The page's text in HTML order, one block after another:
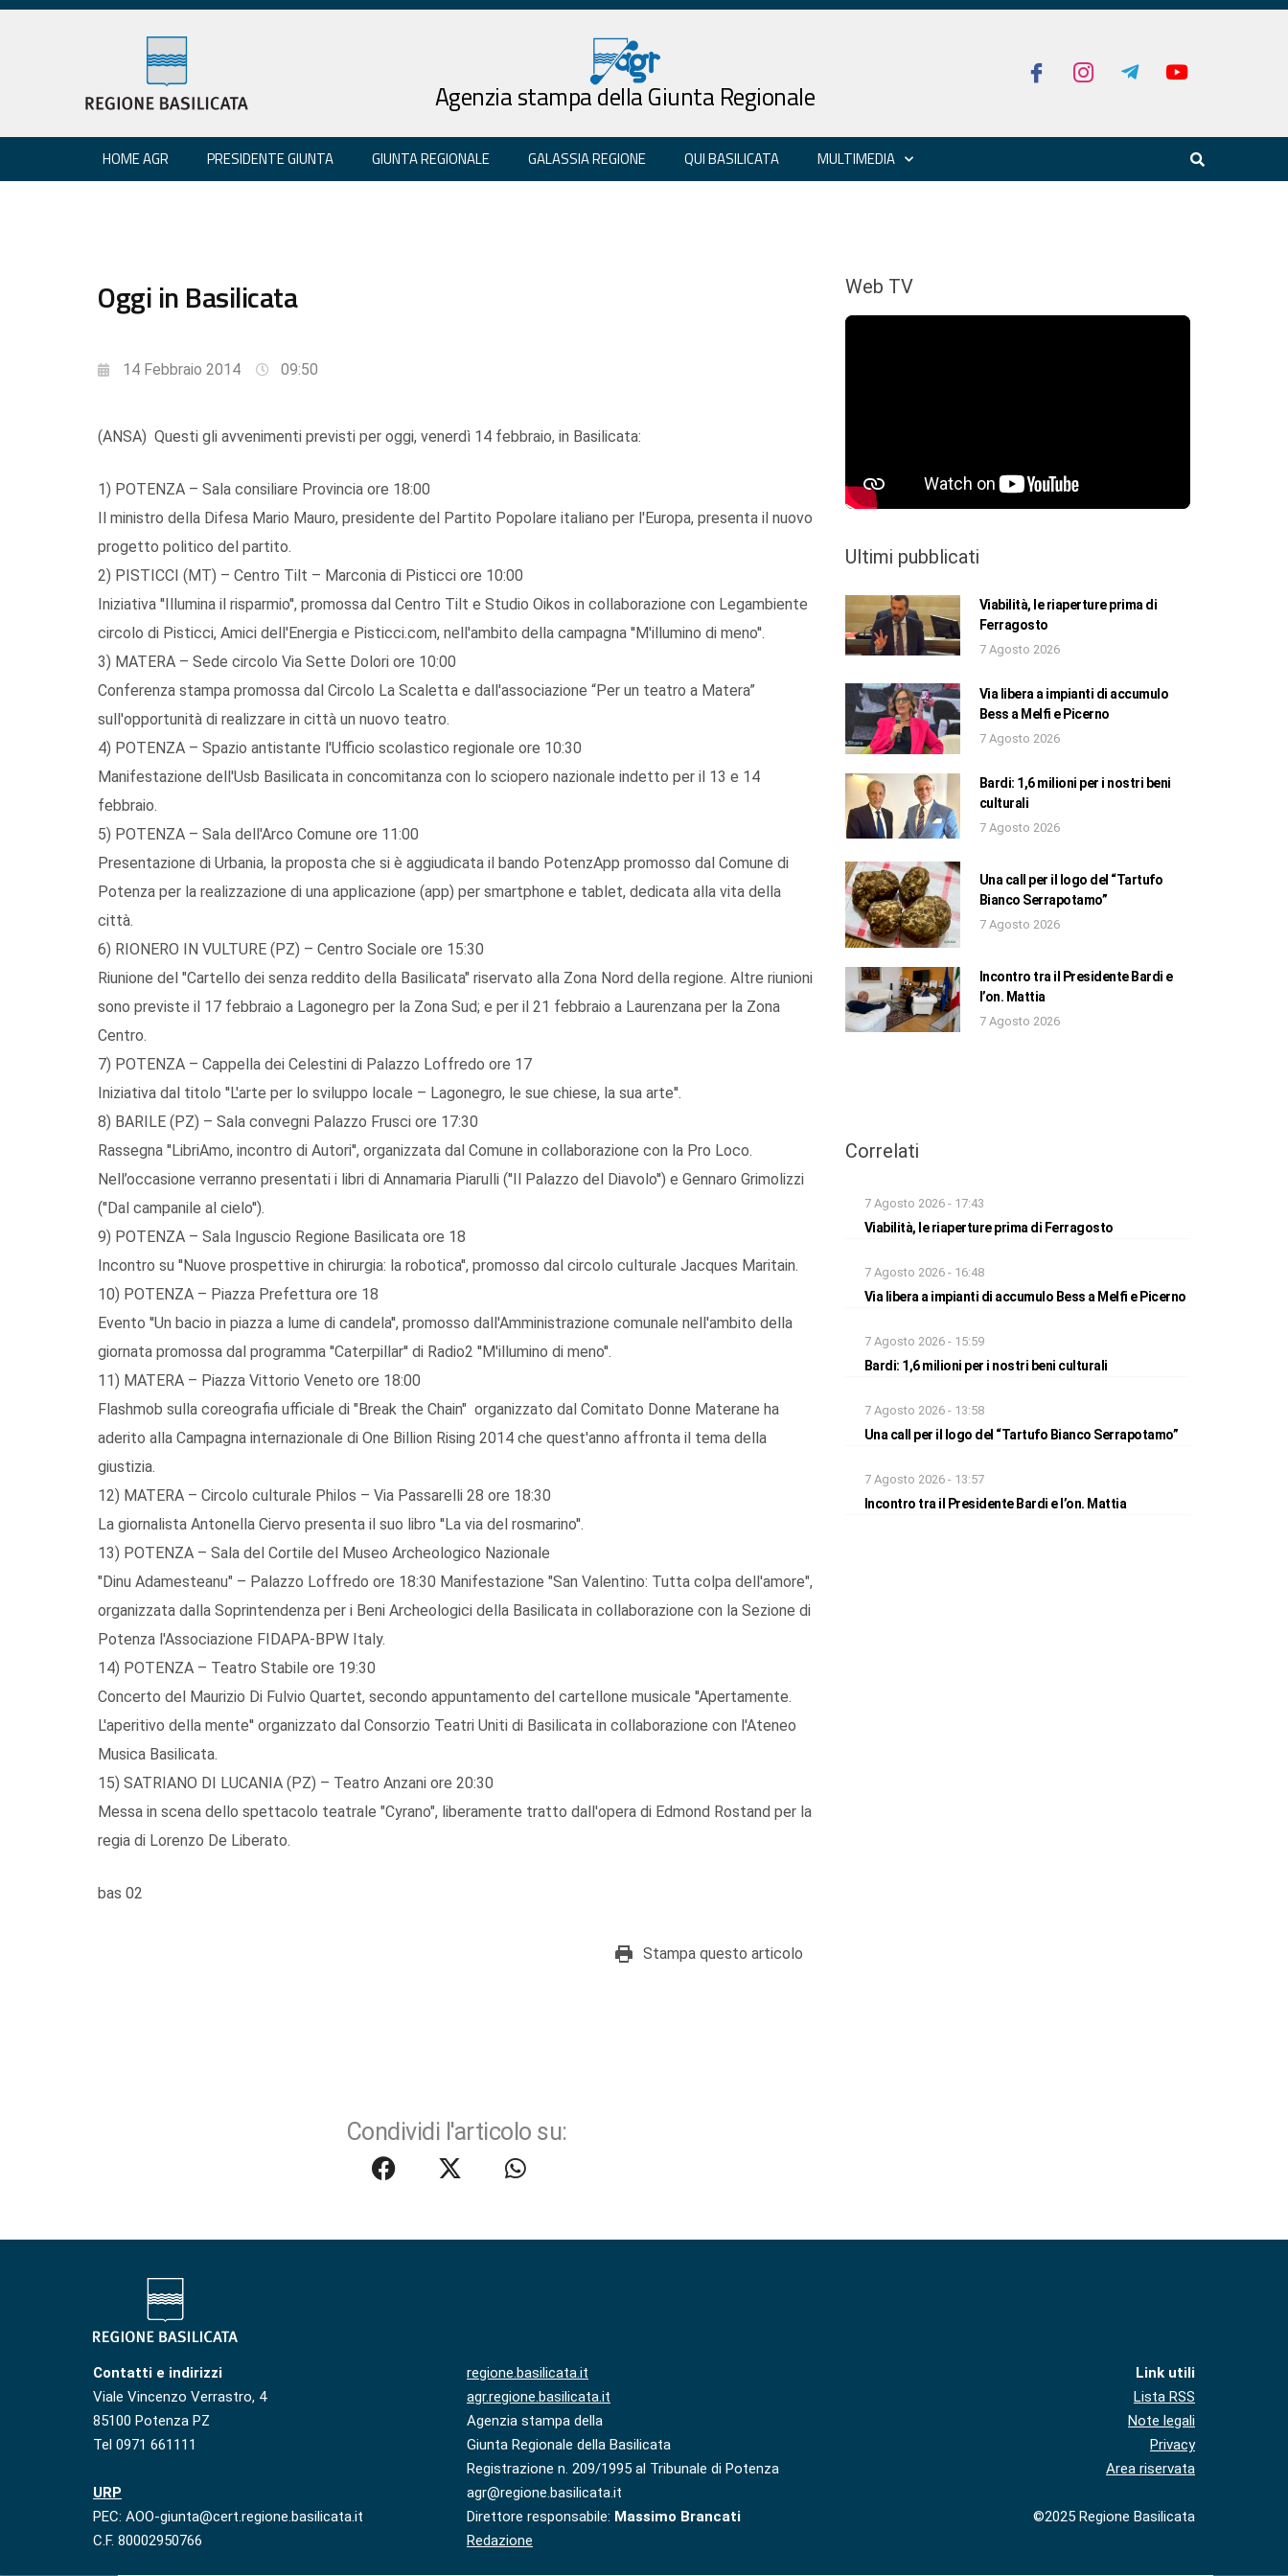
Agenzia stampa della Giunta Regionale
HOME AGR PRESIDENTE GIUNTA GIUNTA REGIONALE GALASSIA REGIONE QUI BASILICATA MULTIMEDIA
Oggi in Basilicata
14 Febbraio 2014 09:50
(ANSA) Questi gli avvenimenti previsti per oggi, venerdì 14 febbraio, in Basilicata:
1) POTENZA – Sala consiliare Provincia ore 18:00
Il ministro della Difesa Mario Mauro, presidente del Partito Popolare italiano per l'Europa, presenta il nuovo
progetto politico del partito.
2) PISTICCI (MT) – Centro Tilt – Marconia di Pisticci ore 10:00
Iniziativa ''Illumina il risparmio'', promossa dal Centro Tilt e Studio Oikos in collaborazione con Legambiente
circolo di Pisticci, Amici dell'Energia e Pisticci.com, nell'ambito della campagna ''M'illumino di meno''.
3) MATERA – Sede circolo Via Sette Dolori ore 10:00
Conferenza stampa promossa dal Circolo La Scaletta e dall'associazione “Per un teatro a Matera”
sull'opportunità di realizzare in città un nuovo teatro.
4) POTENZA – Spazio antistante l'Ufficio scolastico regionale ore 10:30
Manifestazione dell'Usb Basilicata in concomitanza con lo sciopero nazionale indetto per il 13 e 14
febbraio.
5) POTENZA – Sala dell'Arco Comune ore 11:00
Presentazione di Urbania, la proposta che si è aggiudicata il bando PotenzApp promosso dal Comune di
Potenza per la realizzazione di una applicazione (app) per smartphone e tablet, dedicata alla vita della
città.
6) RIONERO IN VULTURE (PZ) – Centro Sociale ore 15:30
Riunione del "Cartello dei senza reddito della Basilicata" riservato alla Zona Nord della regione. Altre riunioni
sono previste il 17 febbraio a Lagonegro per la Zona Sud; e per il 21 febbraio a Laurenzana per la Zona
Centro.
7) POTENZA – Cappella dei Celestini di Palazzo Loffredo ore 17
Iniziativa dal titolo ''L'arte per lo sviluppo locale – Lagonegro, le sue chiese, la sua arte''.
8) BARILE (PZ) – Sala convegni Palazzo Frusci ore 17:30
Rassegna ''LibriAmo, incontro di Autori'', organizzata dal Comune in collaborazione con la Pro Loco.
Nell’occasione verranno presentati i libri di Annamaria Piarulli (''Il Palazzo del Diavolo'') e Gennaro Grimolizzi
(''Dal campanile al cielo'').
9) POTENZA – Sala Inguscio Regione Basilicata ore 18
Incontro su ''Nuove prospettive in chirurgia: la robotica'', promosso dal circolo culturale Jacques Maritain.
10) POTENZA – Piazza Prefettura ore 18
Evento ''Un bacio in piazza a lume di candela'', promosso dall'Amministrazione comunale nell'ambito della
giornata promossa dal programma ''Caterpillar'' di Radio2 ''M'illumino di meno''.
11) MATERA – Piazza Vittorio Veneto ore 18:00
Flashmob sulla coreografia ufficiale di "Break the Chain" organizzato dal Comitato Donne Materane ha
aderito alla Campagna internazionale di One Billion Rising 2014 che quest'anno affronta il tema della
giustizia.
12) MATERA – Circolo culturale Philos – Via Passarelli 28 ore 18:30
La giornalista Antonella Ciervo presenta il suo libro ''La via del rosmarino''.
13) POTENZA – Sala del Cortile del Museo Archeologico Nazionale
"Dinu Adamesteanu" – Palazzo Loffredo ore 18:30 Manifestazione "San Valentino: Tutta colpa dell'amore",
organizzata dalla Soprintendenza per i Beni Archeologici della Basilicata in collaborazione con la Sezione di
Potenza l'Associazione FIDAPA-BPW Italy.
14) POTENZA – Teatro Stabile ore 19:30
Concerto del Maurizio Di Fulvio Quartet, secondo appuntamento del cartellone musicale ''Apertamente.
L'aperitivo della mente'' organizzato dal Consorzio Teatri Uniti di Basilicata in collaborazione con l'Ateneo
Musica Basilicata.
15) SATRIANO DI LUCANIA (PZ) – Teatro Anzani ore 20:30
Messa in scena dello spettacolo teatrale "Cyrano", liberamente tratto dall'opera di Edmond Rostand per la
regia di Lorenzo De Liberato.
bas 02
Stampa questo articolo
Condividi l'articolo su:
Web TV
Ultimi pubblicati
Viabilità, le riaperture prima di
Ferragosto
7 Agosto 2026
Via libera a impianti di accumulo
Bess a Melfi e Picerno
7 Agosto 2026
Bardi: 1,6 milioni per i nostri beni
culturali
7 Agosto 2026
Una call per il logo del “Tartufo
Bianco Serrapotamo”
7 Agosto 2026
Incontro tra il Presidente Bardi e
l’on. Mattia
7 Agosto 2026
Correlati
7 Agosto 2026 - 17:43
Viabilità, le riaperture prima di Ferragosto
7 Agosto 2026 - 16:48
Via libera a impianti di accumulo Bess a Melfi e Picerno
7 Agosto 2026 - 15:59
Bardi: 1,6 milioni per i nostri beni culturali
7 Agosto 2026 - 13:58
Una call per il logo del “Tartufo Bianco Serrapotamo”
7 Agosto 2026 - 13:57
Incontro tra il Presidente Bardi e l’on. Mattia
Contatti e indirizzi
Viale Vincenzo Verrastro, 4
85100 Potenza PZ
Tel 0971 661111
URP
PEC: AOO-giunta@cert.regione.basilicata.it
C.F. 80002950766
regione.basilicata.it
agr.regione.basilicata.it
Agenzia stampa della
Giunta Regionale della Basilicata
Registrazione n. 209/1995 al Tribunale di Potenza
agr@regione.basilicata.it
Direttore responsabile: Massimo Brancati
Redazione
Link utili
Lista RSS
Note legali
Privacy
Area riservata
©2025 Regione Basilicata